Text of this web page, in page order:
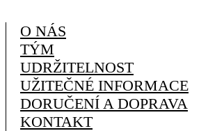
O NÁS
TÝM
UDRŽITELNOST
UŽITEČNÉ INFORMACE
DORUČENÍ A DOPRAVA
KONTAKT